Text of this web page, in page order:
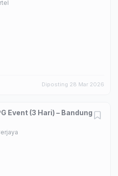
Diposting 28 Mar 2026
Event (3 Hari) – Bandung